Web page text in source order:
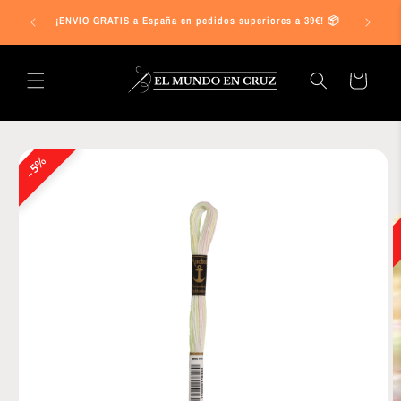
directamente
25€ en ¡ENVIO GRATIS a España en pedidos superiores a 39€! 📦
Carrito
directamente
a la
información
del producto
5%